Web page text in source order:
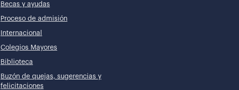
Becas y ayudas
Proceso de admisión
Internacional
Colegios Mayores
Biblioteca
Buzón de quejas, sugerencias y
felicitaciones